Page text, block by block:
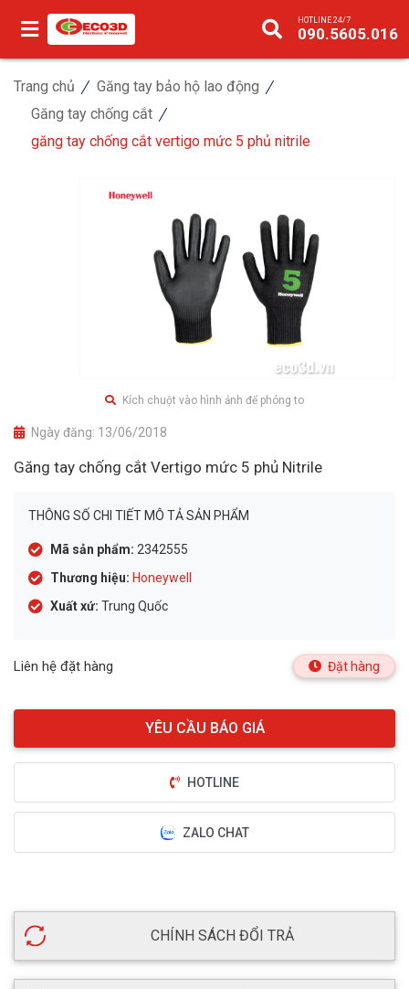
HOTLINE 24/7
090.5605.016
Trang chủ
Găng tay bảo hộ lao động
Găng tay chống cắt
găng tay chống cắt vertigo mức 5 phủ nitrile
Kích chuột vào hình ảnh để phóng to
Ngày đăng: 13/06/2018
Găng tay chống cắt Vertigo mức 5 phủ Nitrile
THÔNG SỐ CHI TIẾT MÔ TẢ SẢN PHẨM
Mã sản phẩm: 2342555
Thương hiệu: Honeywell
Xuất xứ: Trung Quốc
Liên hệ đặt hàng Đặt hàng
HOTLINE
ZALO CHAT
CHÍNH SÁCH ĐỔI TRẢ